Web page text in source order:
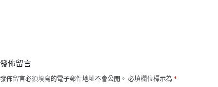
發佈留言
發佈留言必須填寫的電子郵件地址不會公開。 必填欄位標示為 *